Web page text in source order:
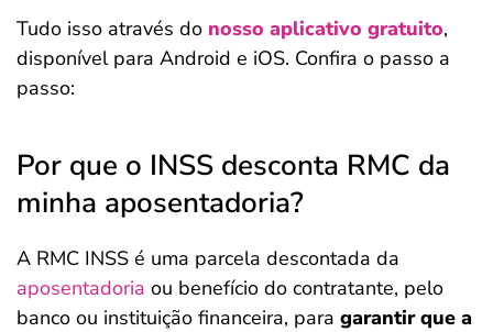
Tudo isso através do nosso aplicativo gratuito,
disponível para Android e iOS. Confira o passo a
passo:
Por que o INSS desconta RMC da
minha aposentadoria?
A RMC INSS é uma parcela descontada da
aposentadoria ou benefício do contratante, pelo
banco ou instituição financeira, para garantir que a